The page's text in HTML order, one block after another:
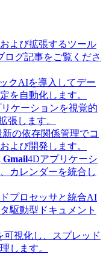
よび拡張するツール
ログ記事をご覧くださ
クAIを導入してデー
を自動化します。
ケーションを視覚的
張します。
新の依存関係管理でコ
よび開発します。
Gmail4Dアプリケーシ
カレンダーを統合し
プロセッサと統合AI
駆動型ドキュメント
可視化し、スプレッド
します。